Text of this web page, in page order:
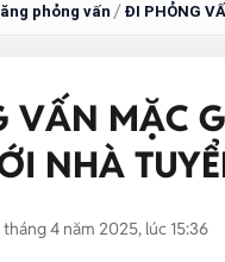
phỏng vấn / ĐI PHỎNG
VẤN MẶC
NHÀ
4 năm 2025, lúc 15:36